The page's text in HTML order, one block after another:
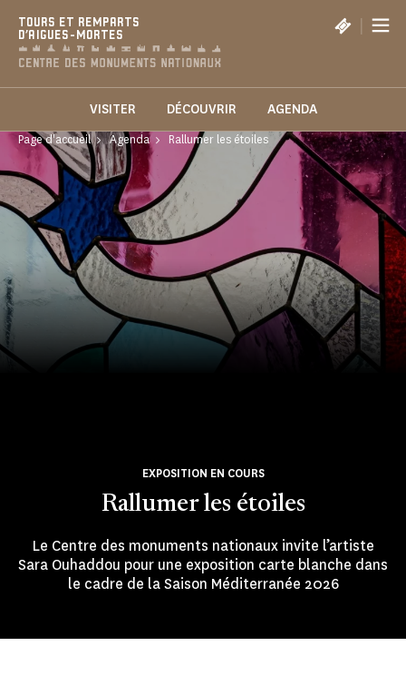
TOURS ET REMPARTS
D'AIGUES-MORTES
|
VISITER DÉCOUVRIR AGENDA
Page d'accueil Agenda Rallumer les étoiles
Rallumer les étoiles
EXPOSITION EN COURS
Le Centre des monuments nationaux invite l’artiste
Sara Ouhaddou pour une exposition carte blanche dans
le cadre de la Saison Méditerranée 2026